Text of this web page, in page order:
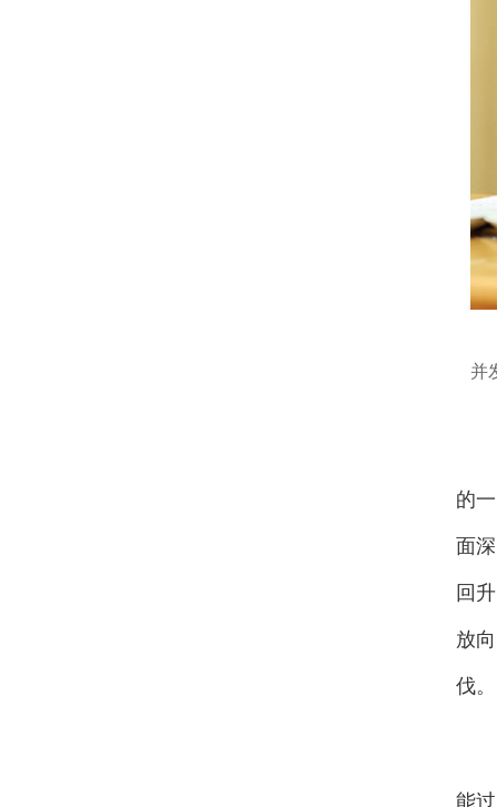
并
的
面
回
放
伐。
能